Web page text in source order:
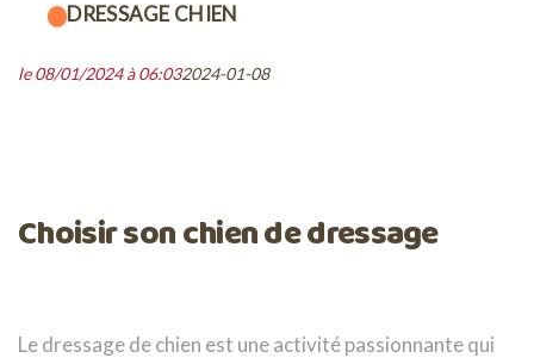
DRESSAGE CHIEN
le 08/01/2024 à 06:032024-01-08
Choisir son chien de dressage
Le dressage de chien est une activité passionnante qui